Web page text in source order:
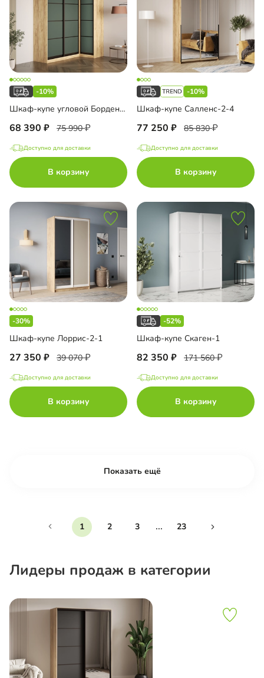
-10%
Шкаф-купе угловой Борден-5-4 1200 Премиум
68 390 75 990
Доступно для доставки
В корзину
-10%
Шкаф-купе Салленс-2-4
77 250 85 830
Доступно для доставки
В корзину
-30%
Шкаф-купе Лоррис-2-1
27 350 39 070
Доступно для доставки
В корзину
-52%
Шкаф-купе Скаген-1
82 350 171 560
Доступно для доставки
В корзину
Показать ещё
1 2 3 ... 23
Лидеры продаж в категории